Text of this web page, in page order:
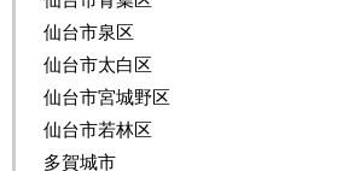
仙台市泉区
仙台市太白区
仙台市宮城野区
仙台市若林区
多賀城市